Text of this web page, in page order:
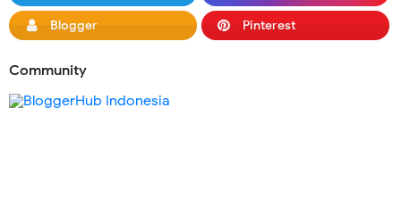
Blogger Pinterest
Community